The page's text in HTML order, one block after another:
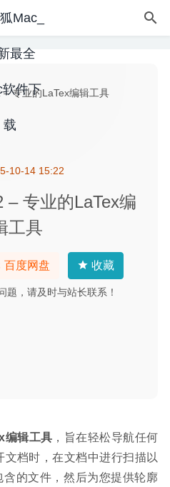
10-14 15:22
– 专业的LaTex编
工具
百度网盘 收藏
题，请及时与站长联系！
编辑工具 ，旨在轻松导航任何
文档时，在文档中进行扫描以
的文件，然后为您提供轮廓
替代Photoshop的图片处理软件
20.4.0 中文版-非常高大上
图标素材管理工具 2020-07-21
体管理器 2026-07-29
中文版-专业级raw图像处理